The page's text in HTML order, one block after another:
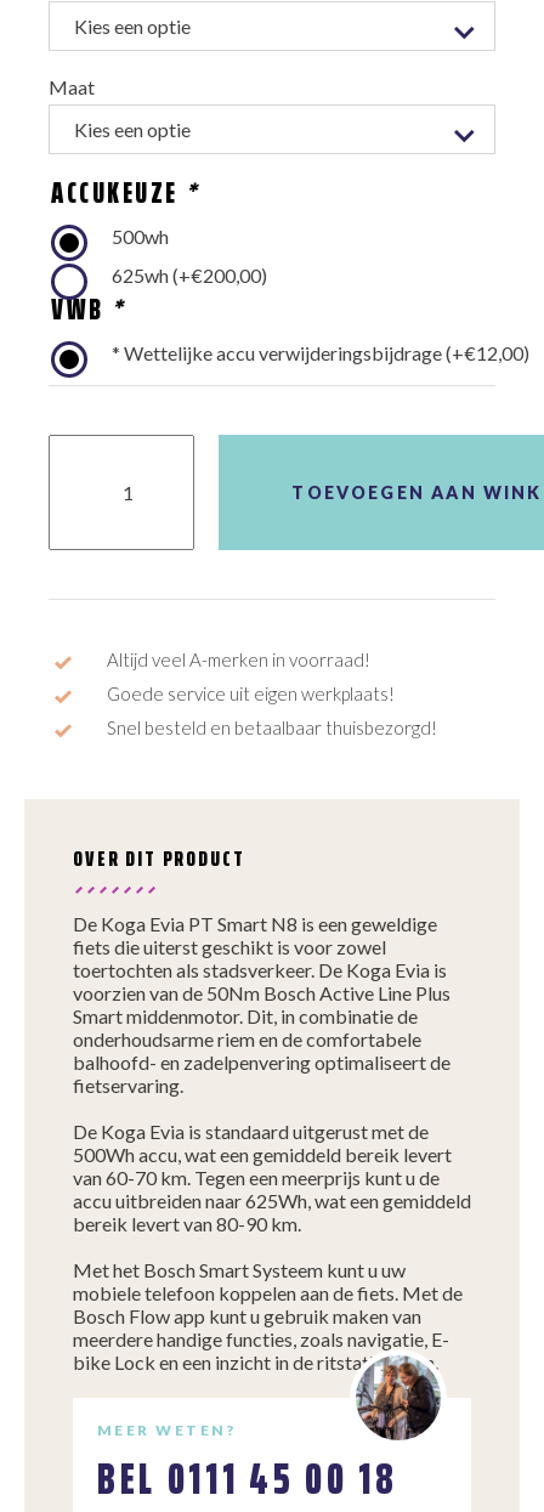
Maat
ACCUKEUZE *
500wh
625wh(+€200,00)
VWB *
* Wettelijke accu verwijderingsbijdrage(+€12,00)
TOEVOEGEN AAN
Altijd veel A-merken in voorraad!
Goede service uit eigen werkplaats!
Snel besteld en betaalbaar thuisbezorgd!
OVER DIT PRODUCT
De Koga Evia PT Smart N8 is een geweldige
fiets die uiterst geschikt is voor zowel
toertochten als stadsverkeer. De Koga Evia is
voorzien van de 50Nm Bosch Active Line Plus
Smart middenmotor. Dit, in combinatie de
onderhoudsarme riem en de comfortabele
balhoofd- en zadelpenvering optimaliseert de
fietservaring.
De Koga Evia is standaard uitgerust met de
500Wh accu, wat een gemiddeld bereik levert
van 60-70 km. Tegen een meerprijs kunt u de
accu uitbreiden naar 625Wh, wat een gemiddeld
bereik levert van 80-90 km.
Met het Bosch Smart Systeem kunt u uw
mobiele telefoon koppelen aan de fiets. Met de
Bosch Flow app kunt u gebruik maken van
meerdere handige functies, zoals navigatie, E-
bike Lock en een inzicht in de ritstatistieken.
MEER WETEN?
BEL 0111 45 00 18